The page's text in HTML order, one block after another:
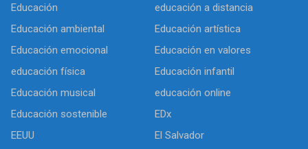
Educación
educación a distancia
Educación ambiental
Educación artística
Educación emocional
Educación en valores
educación física
Educación infantil
Educación musical
educación online
Educación sostenible
EDx
EEUU
El Salvador